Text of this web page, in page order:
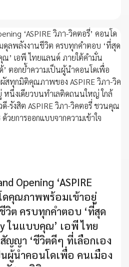
Opening ‘ASPIRE
ดคุณภาพพร้อมเข้าอยู่
วิต ครบทุกคำตอบ ‘ที่สุด
ในแบบคุณ’ เอพี ไทย
ญญา ‘ชีวิตดีๆ ที่เลือกเอง
นผู้นำคอนโดเพื่อ คนเมือง